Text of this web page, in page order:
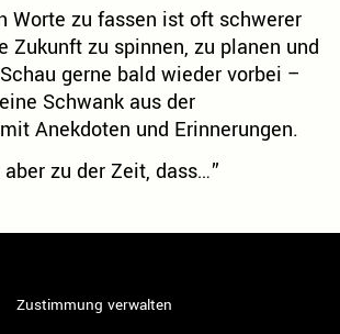
Zustimmung verwalten
Worte zu fassen ist oft schwerer
Zukunft zu spinnen, zu planen und
gerne bald wieder vorbei –
Schwank aus der
Anekdoten und Erinnerungen.
zu der Zeit, dass…”